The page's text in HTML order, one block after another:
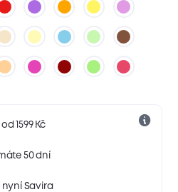
1599 Kč
50 dní
nyní Savira